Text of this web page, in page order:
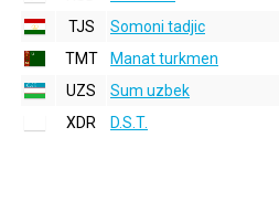
TJS
Somoni tadjic
TMT
Manat turkmen
UZS
Sum uzbek
XDR
D.S.T.